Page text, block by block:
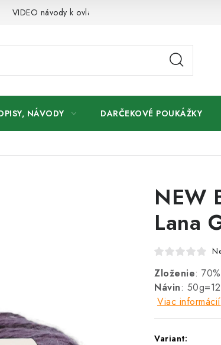
VIDEO návody k ovládaniu e-shopu
NÁVODY DARČEKOVÉ POUKÁŽKY
NEW
Lana
Zloženie:
Návin:
Viac informácií
Variant: